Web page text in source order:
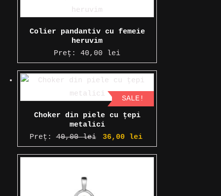
Colier pandantiv cu femeie
heruvim
Preț:40,00 lei
SALE!
Choker din piele cu țepi
metalici
Preț:40,00lei
Prețul
36,00 lei